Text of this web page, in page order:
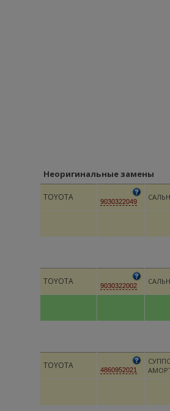
Неоригинальные замены
TOYOTA 9030322049
TOYOTA 9030322002
TOYOTA 4860952021